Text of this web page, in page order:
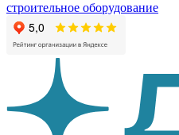
строительное оборудование